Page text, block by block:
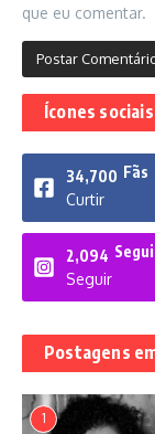
que eu comentar.
Ícones sociais
34,700 Fãs
Curtir
2,094
Seguir
Postagens
1